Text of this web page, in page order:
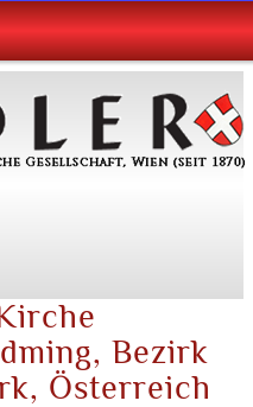
Bezirk
Österreich